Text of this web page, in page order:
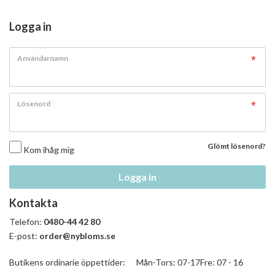
Logga in
Användarnamn
Lösenord
Kom ihåg mig Glömt lösenord?
Logga in
Kontakta
Telefon: 0480-44 42 80
E-post: order@nybloms.se
Butikens ordinarie öppettider: Mån-Tors: 07-17Fre: 07 - 16